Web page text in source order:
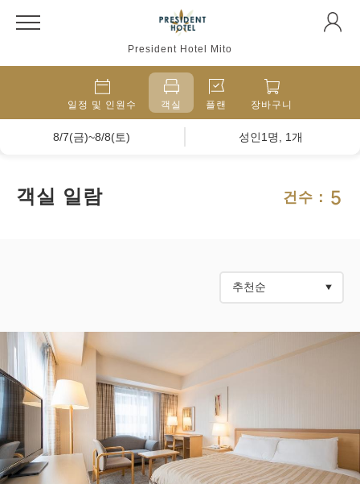
President Hotel Mito
일정 및 인원수 객실 플랜 장바구니
8/7(금)~8/8(토) 성인1명, 1개
객실 일람 건수： 5